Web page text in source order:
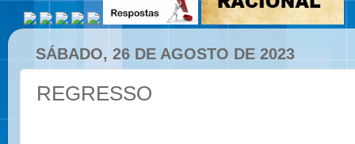
SÁBADO, 26 DE AGOSTO DE 2023
REGRESSO